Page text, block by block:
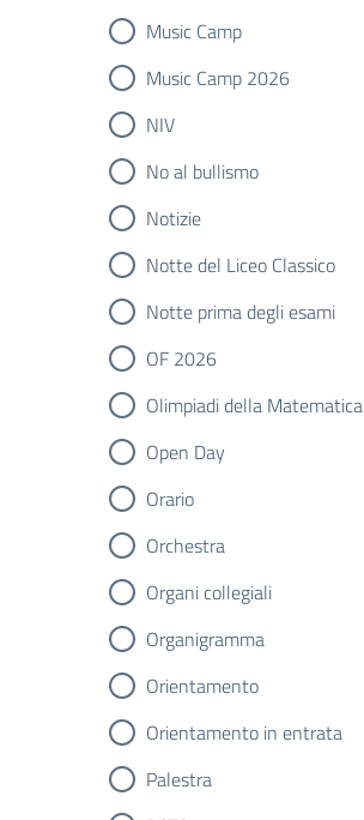
Music Camp
Music Camp 2026
NIV
No al bullismo
Notizie
Notte del Liceo Classico
Notte prima degli esami
OF 2026
Olimpiadi della Matematica
Open Day
Orario
Orchestra
Organi collegiali
Organigramma
Orientamento
Orientamento in entrata
Palestra